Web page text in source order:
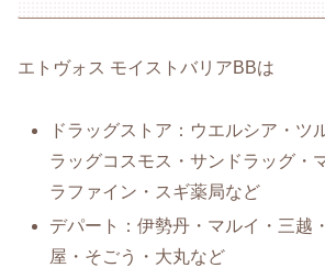
エトヴォス モイストバリアBBは
ドラッグストア：ウエルシア・ツ
ラッグコスモス・サンドラッグ・
ラファイン・スギ薬局など
デパート：伊勢丹・マルイ・三越
屋・そごう・大丸など